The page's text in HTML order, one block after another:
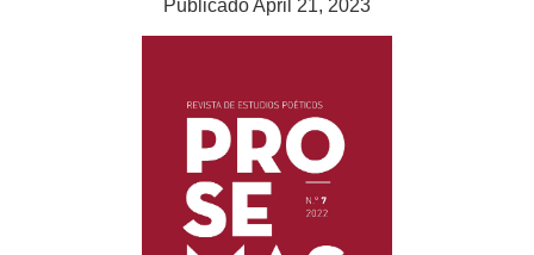
Publicado April 21, 2023